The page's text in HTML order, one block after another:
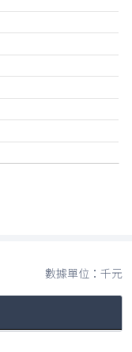
數據單位：千元